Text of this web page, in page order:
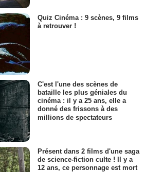
Quiz Cinéma : 9 scènes, 9 films
à retrouver !
C'est l'une des scènes de
bataille les plus géniales du
cinéma : il y a 25 ans, elle a
donné des frissons à des
millions de spectateurs
Présent dans 2 films d'une saga
de science-fiction culte ! Il y a
12 ans, ce personnage est mort